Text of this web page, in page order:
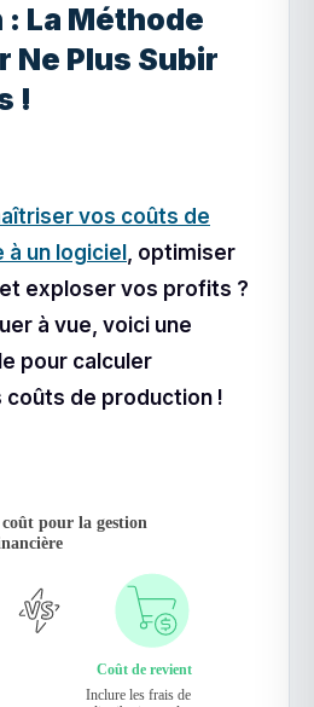
La Méthode
Ne Plus Subir
!
vos coûts de
à un logiciel , optimiser
exploser vos profits ?
à vue, voici une
pour calculer
de production !